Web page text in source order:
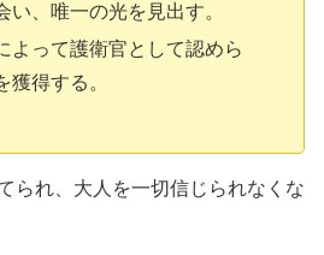
い、唯一の光を見出す。
よって護衛官として認めら
獲得する。
られ、大人を一切信じられなくな